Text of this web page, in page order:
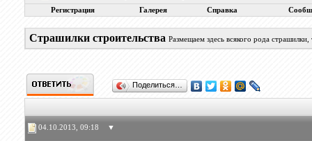
Регистрация Галерея Справка
Страшилки строительства Размещаем здесь всякого рода
Поделиться…
04.10.2013, 09:18 ▼